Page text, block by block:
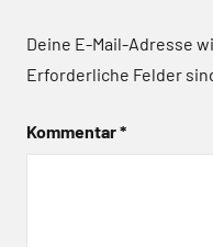
Deine E-Mail-Adresse
Erforderliche Felder
Kommentar*